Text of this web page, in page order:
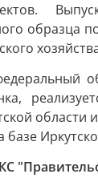
образца
области
базе